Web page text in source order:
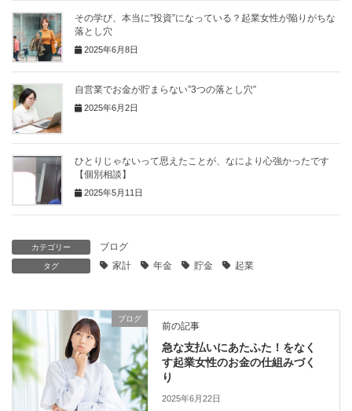
その学び、本当に”投資”になっている？起業女性が陥りがちな
落とし穴
2025年6月8日
自営業でお金が貯まらない”3つの落とし穴”
2025年6月2日
ひとりじゃないって思えたことが、なにより心強かったです
【個別相談】
2025年5月11日
カテゴリー ブログ
タグ 家計 年金 貯金 起業
ブログ
前の記事
急な支払いにあたふた！をなく
す起業女性のお金の仕組みづく
り
2025年6月22日